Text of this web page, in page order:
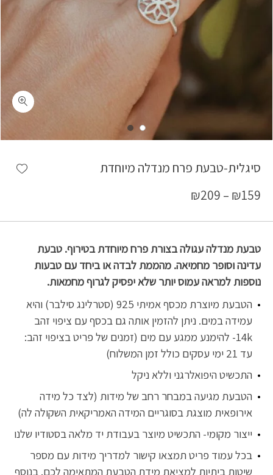
סיגלית-טבעת פרח מנדלה מיוחדת
₪159
–
₪209
טבעת מנדלה עגולה בצורת פרח מיוחדת בטירוף. טבעת
עדינה וסופר מחמיאה. מהממת לבדה או ביחד עם טבעות
נוספות למראה עמוס יותר שלא יפסיק לגרוף מחמאות.
הטבעת מיוצרת מכסף אמיתי 925 (סטרלינג סילבר) והיא
עמידה במים. ניתן להזמין אותה גם בכסף עם ציפוי זהב
14k- להימנע ממגע עם מים (זמנים של פריט בציפוי זהב:
עד 21 ימי עסקים כולל זמן המשלוח)
התכשיט היפואלרגני וללא ניקל
הטבעת מגיעה במבחר רחב של מידות (לצד כל מידה
אירופאית מוצגת בסוגריים המידה האמריקאית השקולה לה)
ייצור מקומי- התכשיט מיוצר בעבודת יד מלאה בסטודיו שלנו
בכל עמוד פריט תמצאו קישור למדריך מידות עם מספר
שיטות ביתיות למציאת מידת הטבעת המתאימה לכם. בנוסף